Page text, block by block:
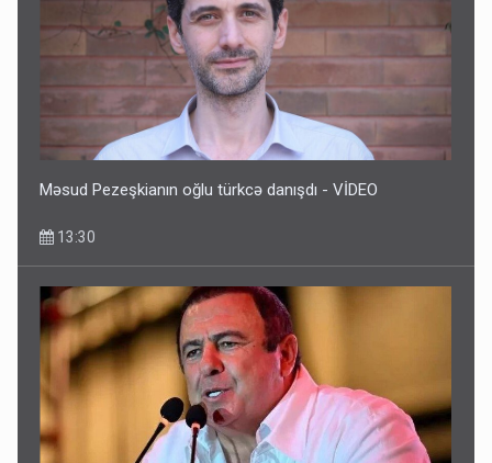
Məsud Pezeşkianın oğlu türkcə danışdı - VİDEO
13:30